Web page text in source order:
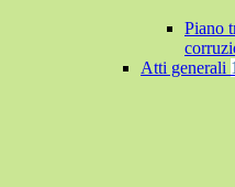
Piano
Atti generali